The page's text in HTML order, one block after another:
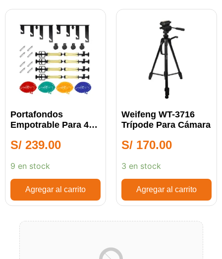
Portafondos
Empotrable Para 4
S/ 239.00
9 en stock
Agregar al carrito
Weifeng WT-3716
Trípode Para Cámara
S/ 170.00
3 en stock
Agregar al carrito